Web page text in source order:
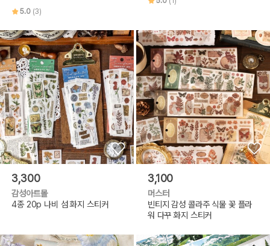
5.0 (3)
3,300
감성아트몰
4종 20p 나비 섬 화지 스티커
3,100
머스터
빈티지 감성 콜라주 식물 꽃 플라
워 다꾸 화지 스티커